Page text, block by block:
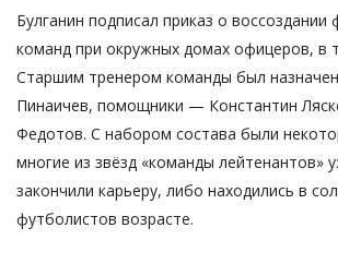
Булганин подписал приказ о воссоздании
команд при окружных домах офицеров, в
Старшим тренером команды был
Пинаичев, помощники — Константин
Федотов. С набором состава были
многие из звёзд «команды лейтенантов»
закончили карьеру, либо находились в
футболистов возрасте.